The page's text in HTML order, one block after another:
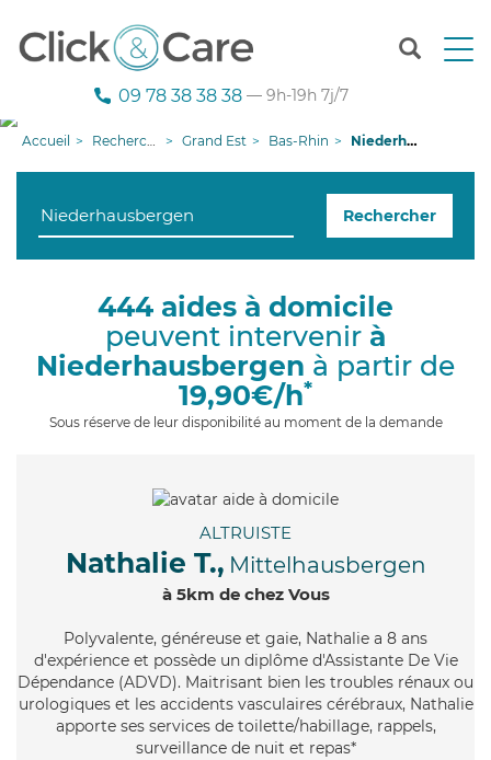
T
n
g
09 78 38 38 38 — 9h-19h 7j/7
Accueil Recherche aide à domicile Grand Est Bas-Rhin Niederhausbergen
Rechercher
444 aides à domicile
peuvent intervenir à
Niederhausbergen à partir de
19,90€/h*
Sous réserve de leur disponibilité au moment de la demande
ALTRUISTE
Nathalie T., Mittelhausbergen
à 5km de chez Vous
Polyvalente, généreuse et gaie, Nathalie a 8 ans
d'expérience et possède un diplôme d'Assistante De Vie
Dépendance (ADVD). Maitrisant bien les troubles rénaux ou
urologiques et les accidents vasculaires cérébraux, Nathalie
apporte ses services de toilette/habillage, rappels,
surveillance de nuit et repas*